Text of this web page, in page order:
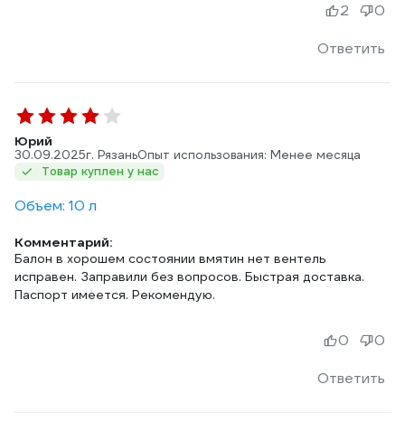
Ответить
2 0
Юрий
30.09.2025г. РязаньОпыт использования: Менее месяца
Товар куплен у нас
Объем: 10 л
Комментарий:
Балон в хорошем состоянии вмятин нет вентель
исправен. Заправили без вопросов. Быстрая доставка.
Паспорт имеется. Рекомендую.
Ответить
0 0